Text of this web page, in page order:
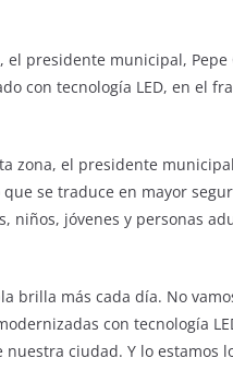
el presidente municipal,
con tecnología LED, en el
zona, el presidente
se traduce en mayor
niños, jóvenes y personas
brilla más cada día. No
con tecnología
ciudad. Y lo estamos